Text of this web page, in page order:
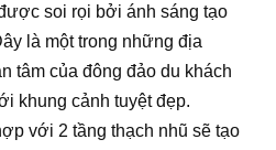
soi rọi bởi ánh sáng tạo
là một trong những địa
tâm của đông đảo du khách
khung cảnh tuyệt đẹp.
với 2 tầng thạch nhũ sẽ tạo